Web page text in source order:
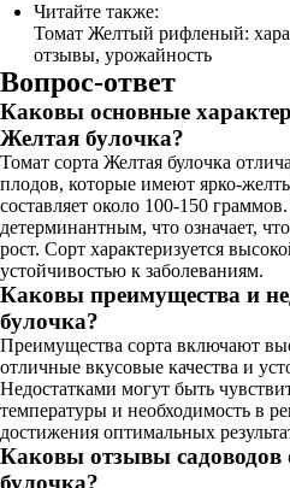
Читайте также:
Томат Желтый рифленый:
отзывы, урожайность
Вопрос-ответ
Каковы основные
Желтая булочка?
Томат сорта Желтая булочка
плодов, которые имеют ярко-
составляет около 100-150
детерминантным, что означает,
рост. Сорт характеризуется
устойчивостью к заболеваниям.
Каковы преимущества и
булочка?
Преимущества сорта включают
отличные вкусовые качества и
Недостатками могут быть
температуры и необходимость в
достижения оптимальных
Каковы отзывы садоводов
булочка?